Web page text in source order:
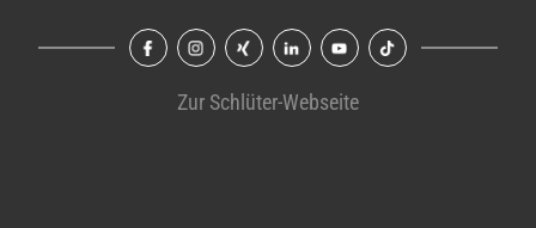
Zur Schlüter-Webseite